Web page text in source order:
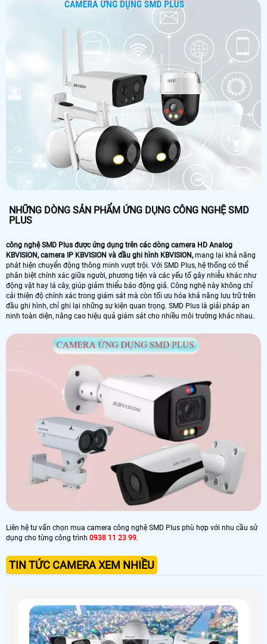
NHỮNG DÒNG SẢN PHẨM ỨNG DỤNG CÔNG NGHỆ SMD
PLUS
công nghệ SMD Plus được ứng dụng trên các dòng camera HD Analog
KBVISION, camera IP KBVISION và đầu ghi hình KBVISION,mang lại khả năng
phát hiện chuyển động thông minh vượt trội. Với SMD Plus, hệ thống có thể
phân biệt chính xác giữa người, phương tiện và các yếu tố gây nhiễu khác như
động vật hay lá cây, giúp giảm thiểu báo động giả. Công nghệ này không chỉ
cải thiện độ chính xác trong giám sát mà còn tối ưu hóa khả năng lưu trữ trên
đầu ghi hình, chỉ ghi lại những sự kiện quan trọng. SMD Plus là giải pháp an
ninh toàn diện, nâng cao hiệu quả giám sát cho nhiều môi trường khác nhau.
Liên hệ tư vấn chọn mua camera công nghệ SMD Plus phù hợp với nhu cầu sử
dụng cho từng công trình 0938 11 23 99.
TIN TỨC CAMERA XEM NHIỀU